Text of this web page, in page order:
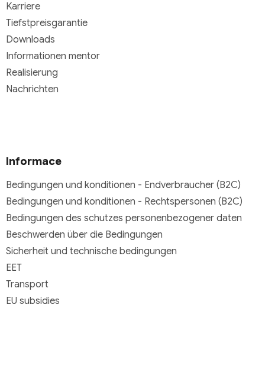
Karriere
Tiefstpreisgarantie
Downloads
Informationen mentor
Realisierung
Nachrichten
Informace
Bedingungen und konditionen - Endverbraucher (B2C)
Bedingungen und konditionen - Rechtspersonen (B2C)
Bedingungen des schutzes personenbezogener daten
Beschwerden über die Bedingungen
Sicherheit und technische bedingungen
EET
Transport
EU subsidies